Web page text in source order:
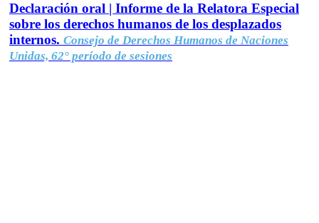
Declaración oral | Informe de la Relatora Especial
sobre los derechos humanos de los desplazados
internos. Consejo de Derechos Humanos de Naciones
Unidas, 62° período de sesiones